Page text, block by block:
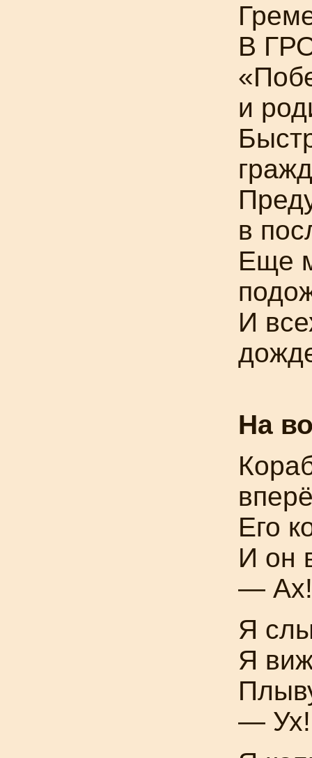
В
и
в
Еще
И
На
Его
И он
— Ах!
Я
Я
— Ух!